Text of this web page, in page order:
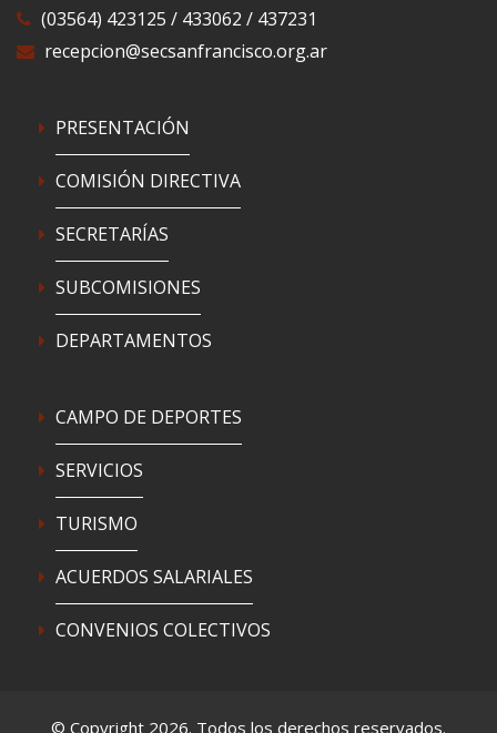
(03564) 423125 / 433062 / 437231
recepcion@secsanfrancisco.org.ar
PRESENTACIÓN
COMISIÓN DIRECTIVA
SECRETARÍAS
SUBCOMISIONES
DEPARTAMENTOS
CAMPO DE DEPORTES
SERVICIOS
TURISMO
ACUERDOS SALARIALES
CONVENIOS COLECTIVOS
© Copyright 2026. Todos los derechos reservados.